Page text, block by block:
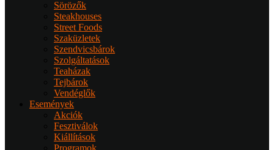
Sörözők
Steakhouses
Street Foods
Szaküzletek
Szendvicsbárok
Szolgáltatások
Teaházak
Tejbárok
Vendéglők
Események
Akciók
Fesztiválok
Kiállítások